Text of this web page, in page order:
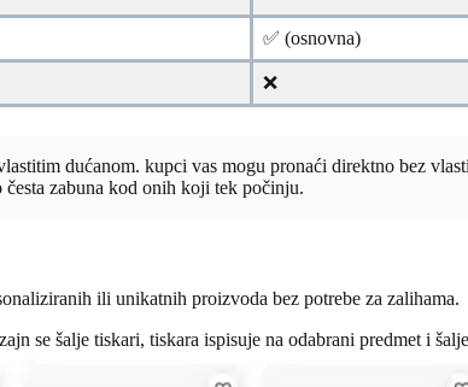
✅ (osnovna)
❌
dućanom. kupci vas mogu pronaći direktno bez
zabuna kod onih koji tek počinju.
ili unikatnih proizvoda bez potrebe za zalihama.
se šalje tiskari, tiskara ispisuje na odabrani predmet i